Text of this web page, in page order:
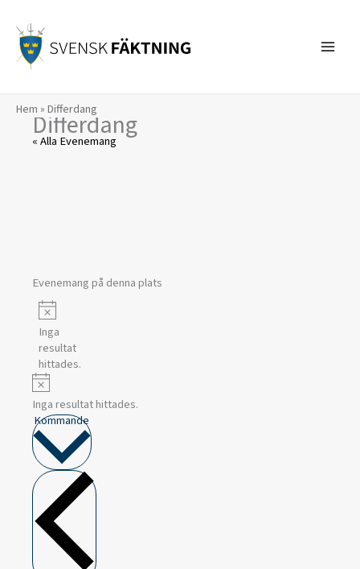
innehåll
Hem » Differdang
Differdang
« Alla Evenemang
Evenemang på denna plats
Notis
Inga
resultat
hittades.
Notis
Inga resultat hittades.
Kommande
datum.